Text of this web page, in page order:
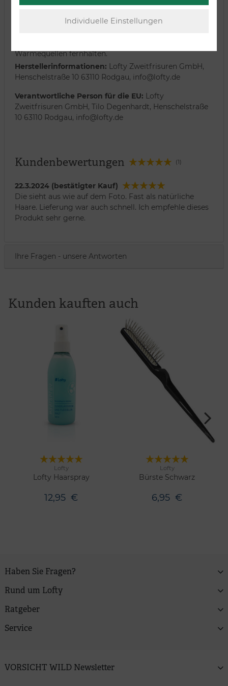
Mitte
Wärmequellen fernhalten.
Herstellerinformationen: Lofty Zweitfrisuren GmbH,
Henschelstraße 10 63110 Rodgau, info@lofty.de
Verantwortliche Person für die EU: Lofty
Zweitfrisuren GmbH, Tilo Degenhardt, Henschelstraße
10 63110 Rodgau, info@lofty.de
Kundenbewertungen (1)
22.3.2024 (bestätigter Kauf)
Die sieht aus wie auf dem Foto. Fast als natürliche
Haare. Lieferung war auch schnell. Ich empfehle dieses
Produkt sehr gerne.
Ihre Fragen - unsere Antworten
Kunden kauften auch
Merken
Lofty
Lofty Haarspray
12,95 €
Merken
Lofty
Bürste Schwarz
6,95 €
Haben Sie Fragen?
Rund um Lofty
Ratgeber
Service
VORSICHT WILD Newsletter